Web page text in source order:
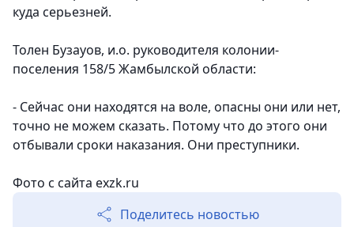
куда серьезней.
Толен Бузауов, и.о. руководителя колонии-
поселения 158/5 Жамбылской области:
- Сейчас они находятся на воле, опасны они или нет,
точно не можем сказать. Потому что до этого они
отбывали сроки наказания. Они преступники.
Фото с сайта exzk.ru
Поделитесь новостью